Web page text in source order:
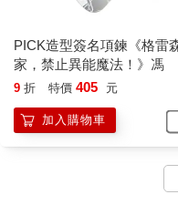
PICK造型簽名項鍊《格雷
家，禁止異能魔法！》馮
9 折 特價 405 元
加入購物車